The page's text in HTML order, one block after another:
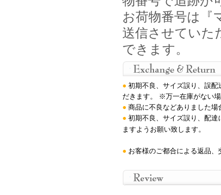
お荷物番号は『
送信させていた
できます。
● 初期不良、サイズ誤り、誤
だきます。 ※万一在庫がない
● 商品に不良などありました
● 初期不良、サイズ誤り、配達
ますようお願い致します。
● お客様のご都合による返品